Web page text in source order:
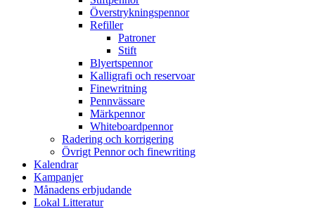
Överstrykningspennor
Refiller
Patroner
Stift
Blyertspennor
Kalligrafi och reservoar
Finewritning
Pennvässare
Märkpennor
Whiteboardpennor
Radering och korrigering
Övrigt Pennor och finewriting
Kalendrar
Kampanjer
Månadens erbjudande
Lokal Litteratur